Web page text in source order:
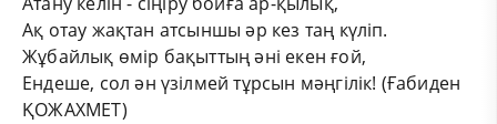
Ақ отау жақтан атсыншы әр кез таң күліп.
Жұбайлық өмір бақыттың әні екен ғой,
Ендеше, сол ән үзілмей тұрсын мәңгілік! (Ғабиден
ҚОЖАХМЕТ)